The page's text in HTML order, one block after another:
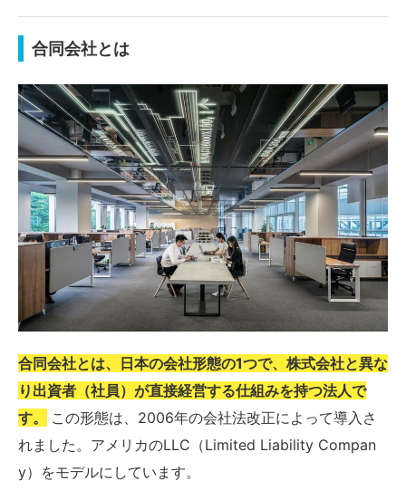
合同会社とは
合同会社とは、日本の会社形態の1つで、株式会社と異な
り出資者（社員）が直接経営する仕組みを持つ法人で
す。
この形態は、2006年の会社法改正によって導入さ
れました。アメリカのLLC（Limited Liability Compan
y）をモデルにしています。